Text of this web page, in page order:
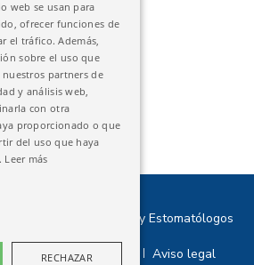
- Vigo
Oficial de Odontólogos y Estomatólogos
Política de cookies | Aviso legal
web se usan para
ofrecer funciones de
el tráfico. Además,
sobre el uso que
partners de
y análisis web,
con otra
proporcionado o que
del uso que haya
Leer más
RECHAZAR